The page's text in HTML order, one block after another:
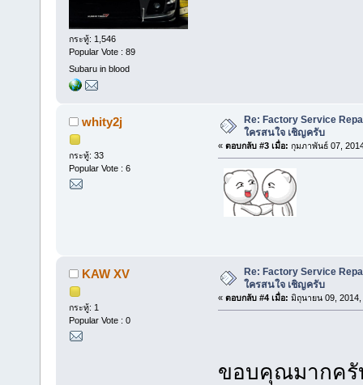
กระทู้: 1,546
Popular Vote : 89
Subaru in blood
whity2j
กระทู้: 33
Popular Vote : 6
Re: Factory Service
ใครสนใจ เชิญครับ
« ตอบกลับ #3 เมื่อ: กุมภาพันธ์ 07,
KAW XV
กระทู้: 1
Popular Vote : 0
Re: Factory Service
ใครสนใจ เชิญครับ
« ตอบกลับ #4 เมื่อ: มิถุนายน 09, 2014,
ขอบคุณมากค